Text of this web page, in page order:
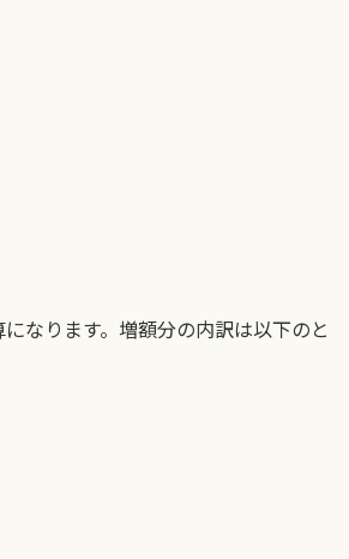
なります。増額分の内訳は以下のと